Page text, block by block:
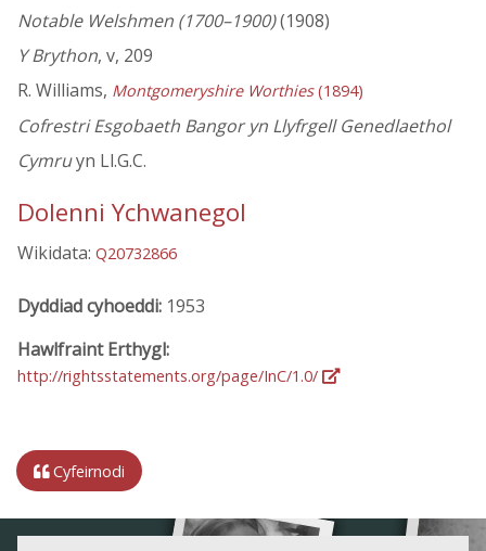
Notable Welshmen (1700–1900)(1908)
Y Brython, v, 209
R. Williams, Montgomeryshire Worthies(1894)
Cofrestri Esgobaeth Bangor yn Llyfrgell Genedlaethol
Cymruyn Ll.G.C.
Dolenni Ychwanegol
Wikidata: Q20732866
Dyddiad cyhoeddi: 1953
Hawlfraint Erthygl:
http://rightsstatements.org/page/InC/1.0/
Cyfeirnodi